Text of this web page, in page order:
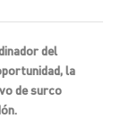
del
la
de surco